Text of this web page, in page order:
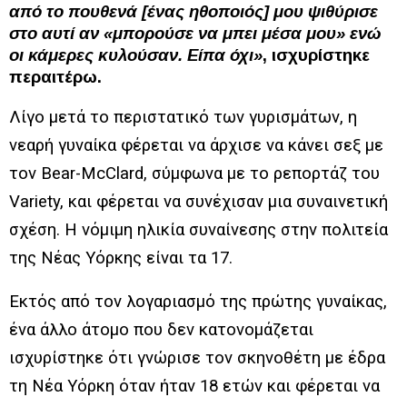
από το πουθενά [ένας ηθοποιός] μου ψιθύρισε
στο αυτί αν «μπορούσε να μπει μέσα μου» ενώ
οι κάμερες κυλούσαν. Είπα όχι», ισχυρίστηκε
περαιτέρω.
Λίγο μετά το περιστατικό των γυρισμάτων, η
νεαρή γυναίκα φέρεται να άρχισε να κάνει σεξ με
τον Bear-McClard, σύμφωνα με το ρεπορτάζ του
Variety, και φέρεται να συνέχισαν μια συναινετική
σχέση. Η νόμιμη ηλικία συναίνεσης στην πολιτεία
της Νέας Υόρκης είναι τα 17.
Εκτός από τον λογαριασμό της πρώτης γυναίκας,
ένα άλλο άτομο που δεν κατονομάζεται
ισχυρίστηκε ότι γνώρισε τον σκηνοθέτη με έδρα
τη Νέα Υόρκη όταν ήταν 18 ετών και φέρεται να